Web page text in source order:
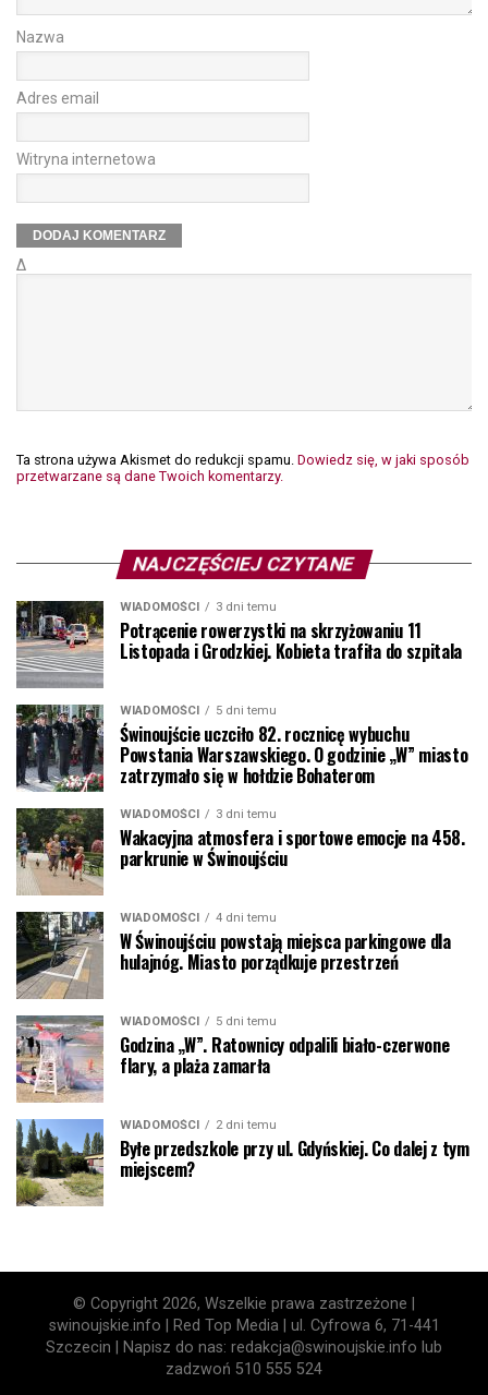
Nazwa
Adres email
Witryna internetowa
Δ
Ta strona używa Akismet do redukcji spamu. Dowiedz się, w jaki sposób
przetwarzane są dane Twoich komentarzy.
NAJCZĘŚCIEJ CZYTANE
WIADOMOŚCI 3 dni temu
Potrącenie rowerzystki na skrzyżowaniu 11
Listopada i Grodzkiej. Kobieta trafiła do szpitala
WIADOMOŚCI 5 dni temu
Świnoujście uczciło 82. rocznicę wybuchu
Powstania Warszawskiego. O godzinie „W” miasto
zatrzymało się w hołdzie Bohaterom
WIADOMOŚCI 3 dni temu
Wakacyjna atmosfera i sportowe emocje na 458.
parkrunie w Świnoujściu
WIADOMOŚCI 4 dni temu
W Świnoujściu powstają miejsca parkingowe dla
hulajnóg. Miasto porządkuje przestrzeń
WIADOMOŚCI 5 dni temu
Godzina „W”. Ratownicy odpalili biało-czerwone
flary, a plaża zamarła
WIADOMOŚCI 2 dni temu
Byłe przedszkole przy ul. Gdyńskiej. Co dalej z tym
miejscem?
© Copyright 2026, Wszelkie prawa zastrzeżone |
swinoujskie.info | Red Top Media | ul. Cyfrowa 6, 71-441
Szczecin | Napisz do nas: redakcja@swinoujskie.info lub
zadzwoń 510 555 524